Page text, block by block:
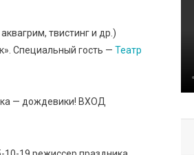
твистинг и др.)
Специальный гость — Театр
— дождевики! ВХОД